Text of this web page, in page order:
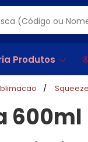
Produtos
600ml